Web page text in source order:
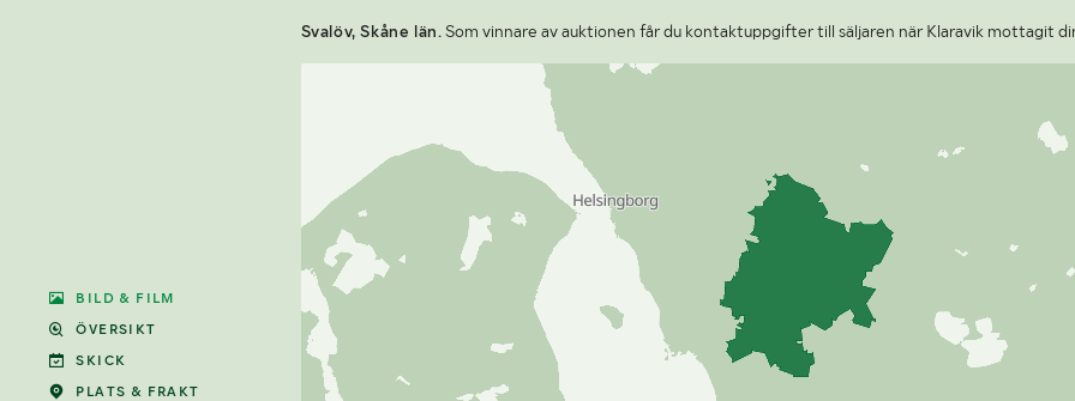
BILD & FILM
ÖVERSIKT
SKICK
PLATS & FRAKT
Svalöv, Skåne län.Som vinnare av auktionen får du kontaktuppgifter till säljaren när Klaravik mottagit